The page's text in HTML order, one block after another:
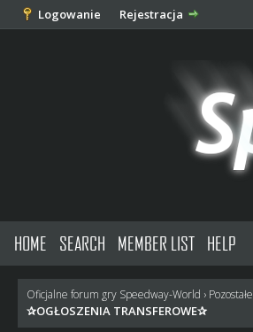
Logowanie Rejestracja
HOME SEARCH MEMBER LIST HELP
Oficjalne forum gry Speedway-World › Pozostałe
✰OGŁOSZENIA TRANSFEROWE✰